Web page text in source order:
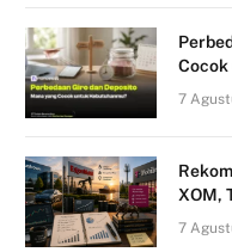
Cocok
7
XOM,
7